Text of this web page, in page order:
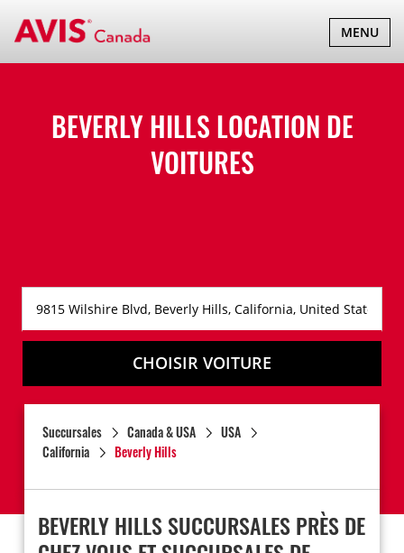
BASCULER
LA
MENU
BEVERLY HILLS LOCATION DE
VOITURES
CHOISIR VOITURE
Succursales Canada & USA
USA
California
Beverly Hills
BEVERLY HILLS SUCCURSALES PRÈS DE